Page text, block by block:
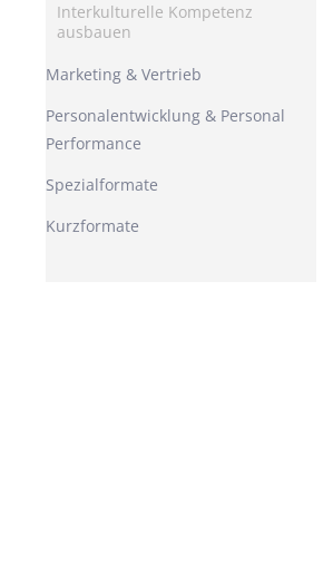
Interkulturelle Kompetenz
ausbauen
Marketing & Vertrieb
Personalentwicklung & Personal
Performance
Spezialformate
Kurzformate